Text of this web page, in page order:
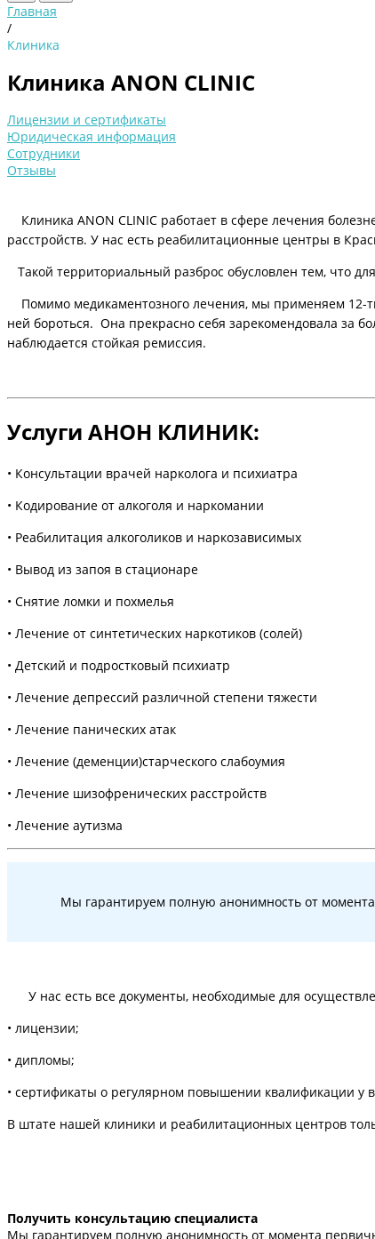
Главная
/
Клиника
Клиника ANON CLINIC
Лицензии и сертификаты
Юридическая информация
Сотрудники
Отзывы
Клиника ANON CLINIC работает в сфере лечения
расстройств. У нас есть реабилитационные центры в
Такой территориальный разброс обусловлен тем, что
Помимо медикаментозного лечения, мы применяем 12-
ней бороться. Она прекрасно себя зарекомендовала за
наблюдается стойкая ремиссия.
Услуги АНОН КЛИНИК:
• Консультации врачей нарколога и психиатра
• Кодирование от алкоголя и наркомании
• Реабилитация алкоголиков и наркозависимых
• Вывод из запоя в стационаре
• Снятие ломки и похмелья
• Лечение от синтетических наркотиков (солей)
• Детский и подростковый психиатр
• Лечение депрессий различной степени тяжести
• Лечение панических атак
• Лечение (деменции)старческого слабоумия
• Лечение шизофренических расстройств
• Лечение аутизма
Мы гарантируем полную анонимность от
У нас есть все документы, необходимые для
• лицензии;
• дипломы;
• сертификаты о регулярном повышении квалификации у
В штате нашей клиники и реабилитационных центров
Получить консультацию специалиста
Мы гарантируем полную анонимность от момента